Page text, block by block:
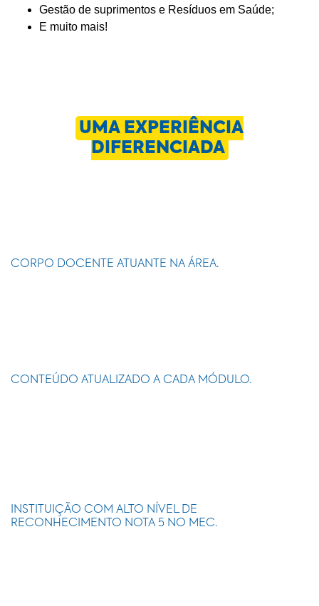
Gestão de suprimentos e Resíduos em Saúde;
E muito mais!
UMA EXPERIÊNCIA
DIFERENCIADA
CORPO DOCENTE ATUANTE NA ÁREA.
CONTEÚDO ATUALIZADO A CADA MÓDULO.
INSTITUIÇÃO COM ALTO NÍVEL DE
RECONHECIMENTO NOTA 5 NO MEC.